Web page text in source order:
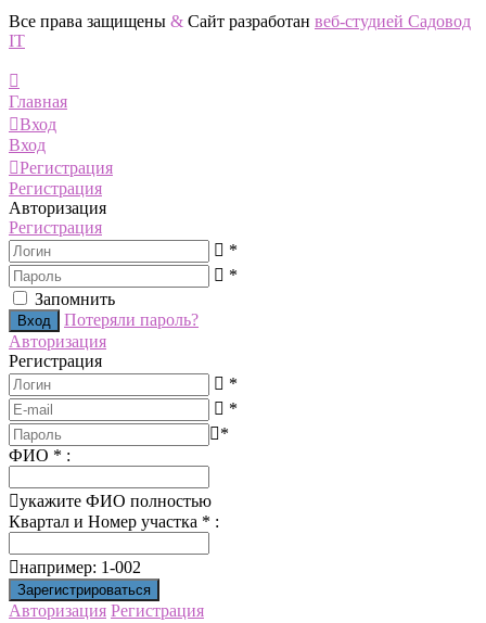
Все права защищены & Сайт разработан веб-студией Садовод
IT
Главная
Вход
Вход
Регистрация
Регистрация
Авторизация
Регистрация
*
*
Запомнить
Потеряли пароль?
Авторизация
Регистрация
*
*
*
ФИО * :
укажите ФИО полностью
Квартал и Номер участка * :
например: 1-002
Авторизация Регистрация